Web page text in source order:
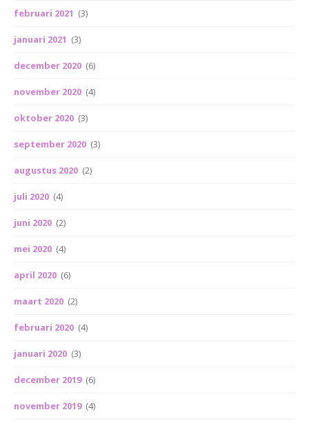
februari 2021 (3)
januari 2021 (3)
december 2020 (6)
november 2020 (4)
oktober 2020 (3)
september 2020 (3)
augustus 2020 (2)
juli 2020 (4)
juni 2020 (2)
mei 2020 (4)
april 2020 (6)
maart 2020 (2)
februari 2020 (4)
januari 2020 (3)
december 2019 (6)
november 2019 (4)